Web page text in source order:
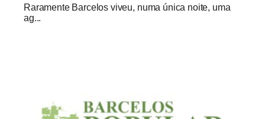
Raramente Barcelos viveu, numa única noite, uma
ag...